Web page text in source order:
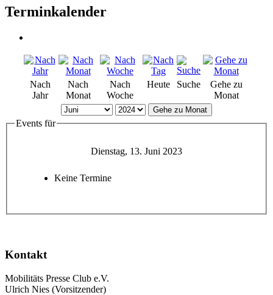
Terminkalender
Nach
Jahr
Nach
Monat
Nach
Woche
Heute Suche
Gehe zu
Monat
Gehe zu Monat
Events für
Dienstag, 13. Juni 2023
Keine Termine
Kontakt
Mobilitäts Presse Club e.V.
Ulrich Nies (Vorsitzender)